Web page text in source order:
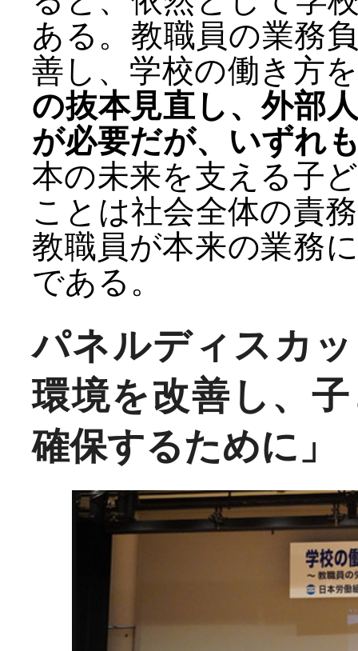
ある。教職員の業務
善し、学校の働き方
の抜本見直し、外部
が必要だが、いずれ
本の未来を支える子
ことは社会全体の責
教職員が本来の業務
である。
パネルディスカ
環境を改善し、
確保するために」